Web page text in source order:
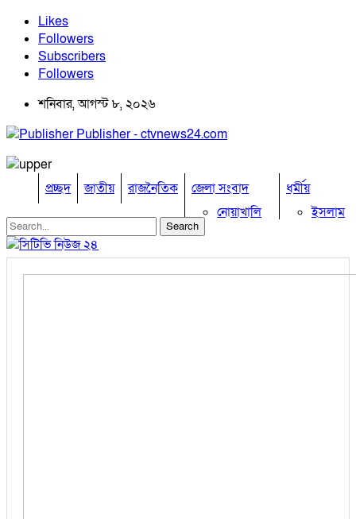
Likes
Followers
Subscribers
Followers
শনিবার, আগস্ট ৮, ২০২৬
Publisher - ctvnews24.com
প্রচ্ছদ জাতীয় রাজনৈতিক
জেলা সংবাদ
নোয়াখালি
ধর্মীয়
ইসলাম